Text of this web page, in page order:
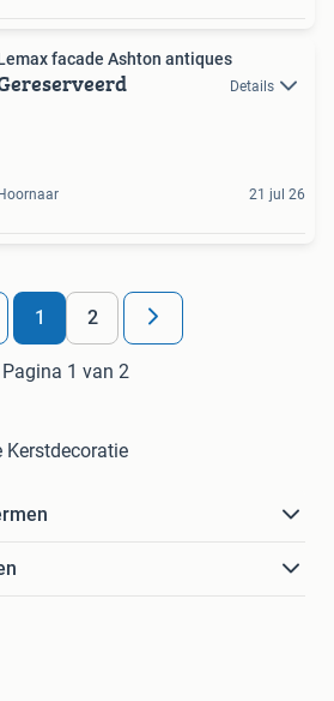
facade Ashton antiques
Details
Hoornaar 21 jul 26
1 2
Pagina 1 van 2
Kerstdecoratie